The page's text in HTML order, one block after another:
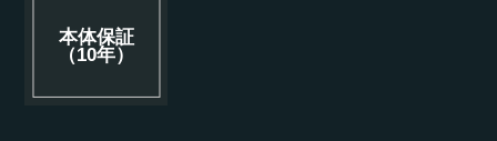
本体保証
（10年）